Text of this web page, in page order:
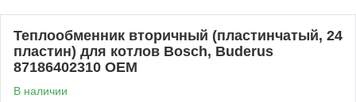
Теплообменник вторичный (пластинчатый, 24
пластин) для котлов Bosch, Buderus
87186402310 OEM
В наличии